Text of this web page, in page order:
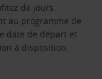
de jours
au programme de
date de départ et
à disposition.